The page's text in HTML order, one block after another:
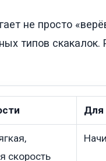
не просто
типов
Для
скорость